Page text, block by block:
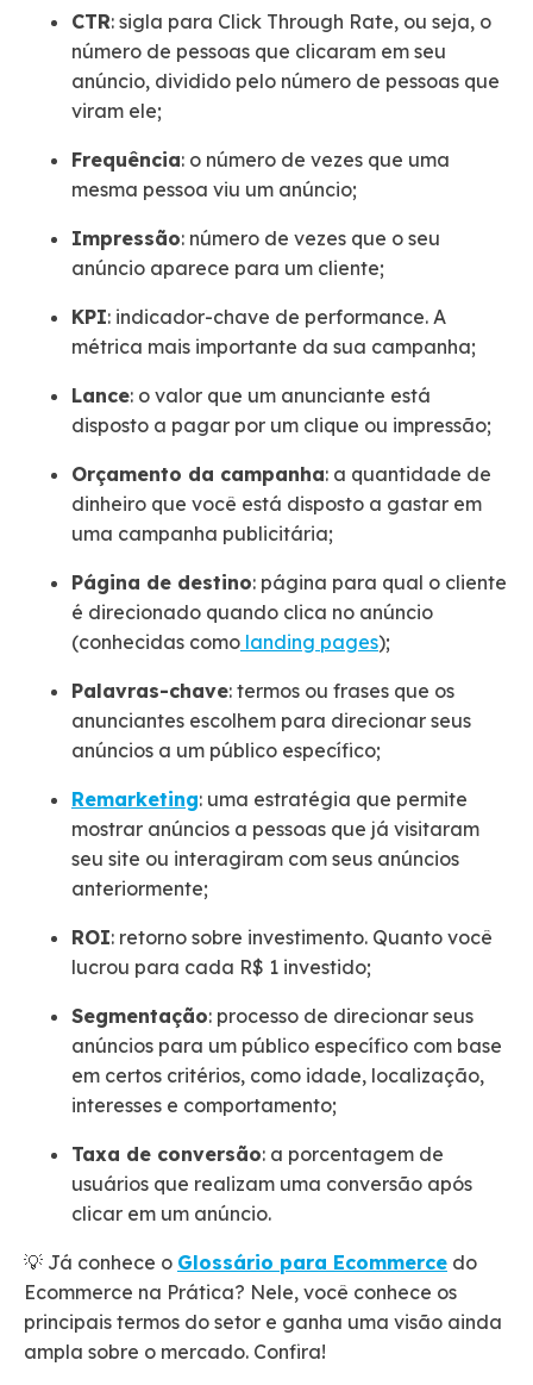
CTR: sigla para Click Through Rate, ou seja, o
número de pessoas que clicaram em seu
anúncio, dividido pelo número de pessoas que
viram ele;
Frequência: o número de vezes que uma
mesma pessoa viu um anúncio;
Impressão: número de vezes que o seu
anúncio aparece para um cliente;
KPI: indicador-chave de performance. A
métrica mais importante da sua campanha;
Lance: o valor que um anunciante está
disposto a pagar por um clique ou impressão;
Orçamento da campanha: a quantidade de
dinheiro que você está disposto a gastar em
uma campanha publicitária;
Página de destino: página para qual o cliente
é direcionado quando clica no anúncio
(conhecidas como landing pages);
Palavras-chave: termos ou frases que os
anunciantes escolhem para direcionar seus
anúncios a um público específico;
Remarketing: uma estratégia que permite
mostrar anúncios a pessoas que já visitaram
seu site ou interagiram com seus anúncios
anteriormente;
ROI: retorno sobre investimento. Quanto você
lucrou para cada R$ 1 investido;
Segmentação: processo de direcionar seus
anúncios para um público específico com base
em certos critérios, como idade, localização,
interesses e comportamento;
Taxa de conversão: a porcentagem de
usuários que realizam uma conversão após
clicar em um anúncio.
💡 Já conhece o Glossário para Ecommerce do
Ecommerce na Prática? Nele, você conhece os
principais termos do setor e ganha uma visão ainda
ampla sobre o mercado. Confira!